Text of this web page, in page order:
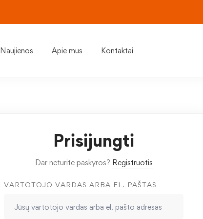
Naujienos Apie mus Kontaktai
Prisijungti
Dar neturite paskyros? Registruotis
VARTOTOJO VARDAS ARBA EL. PAŠTAS